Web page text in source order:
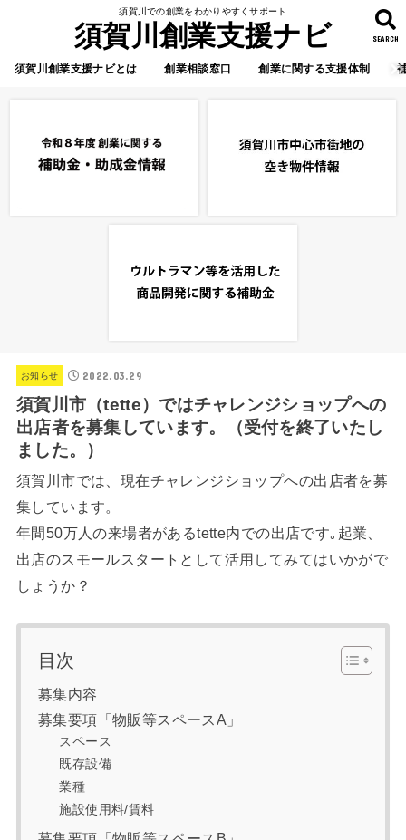
須賀川での創業をわかりやすくサポート
須賀川創業支援ナビ SEARCH
須賀川創業支援ナビとは 創業相談窓口 創業に関する支援体制
お知らせ 2022.03.29
須賀川市（tette）ではチャレンジショップへの
出店者を募集しています。（受付を終了いたし
ました。）
須賀川市では、現在チャレンジショップへの出店者を募
集しています。
年間50万人の来場者があるtette内での出店です｡起業、
出店のスモールスタートとして活用してみてはいかがで
しょうか？
目次
募集内容
募集要項「物販等スペースA」
スペース
既存設備
業種
施設使用料/賃料